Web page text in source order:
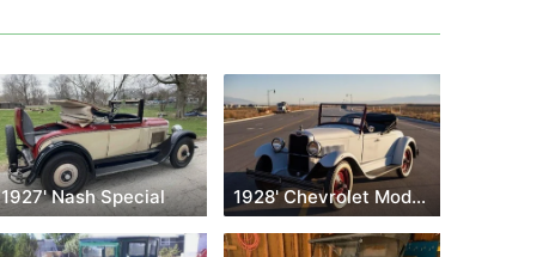
1927' Nash Special 1928' Chevrolet Model AB